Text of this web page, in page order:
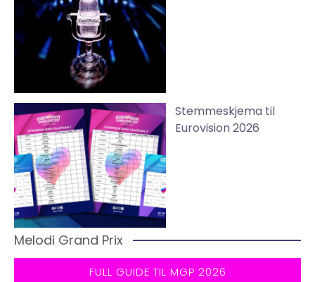
Stemmeskjema til
Eurovision 2026
Melodi Grand Prix
FULL GUIDE TIL MGP 2026